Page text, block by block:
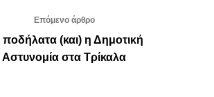
Επόμενο άρθρο
ποδήλατα (και) η Δημοτική
Αστυνομία στα Τρίκαλα